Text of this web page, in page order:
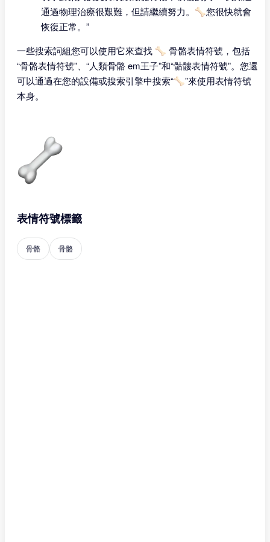
通過物理治療很艱難，但請繼續努力。🦴您很快就會
恢復正常。”
一些搜索詞組您可以使用它來查找 🦴 骨骼表情符號，包括
“骨骼表情符號”、“人類骨骼 em王子”和“骷髏表情符號”。您還
可以通過在您的設備或搜索引擎中搜索“🦴”來使用表情符號
本身。
表情符號標籤
骨骼 骨骼